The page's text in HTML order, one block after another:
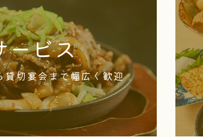
ービス
貸切宴会まで幅広く歓迎
とお酒を楽しむ方から、グルー
利用まで幅広く対応していま
細やかなサービスを徹底し、居
地の良い空間をご用意します。